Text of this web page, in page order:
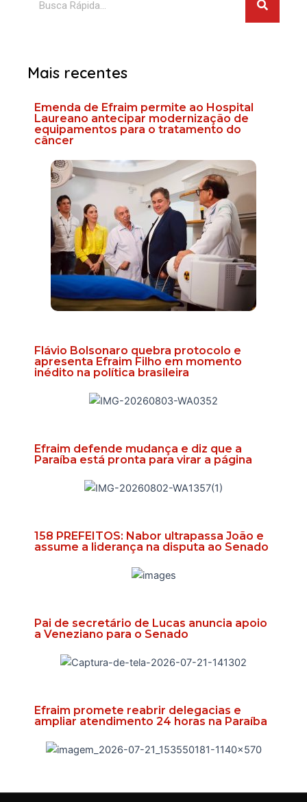
Mais recentes
Emenda de Efraim permite ao Hospital
Laureano antecipar modernização de
equipamentos para o tratamento do
câncer
Flávio Bolsonaro quebra protocolo e
apresenta Efraim Filho em momento
inédito na política brasileira
Efraim defende mudança e diz que a
Paraíba está pronta para virar a página
158 PREFEITOS: Nabor ultrapassa João e
assume a liderança na disputa ao Senado
Pai de secretário de Lucas anuncia apoio
a Veneziano para o Senado
Efraim promete reabrir delegacias e
ampliar atendimento 24 horas na Paraíba